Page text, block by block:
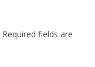
Required fields are